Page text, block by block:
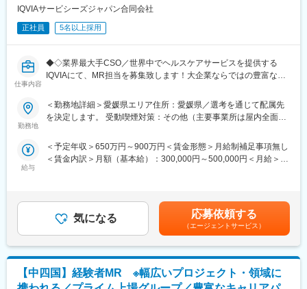
IQVIAサービシーズジャパン合同会社
正社員 5名以上採用
仕事内容
◆◇業界最大手CSO／世界中でヘルスケアサービスを提供する
IQVIAにて、MR担当を募集致します！大企業ならではの豊富なキ
【具体的な業務詳細】
いただきます。
・担当エリアの訪問医療施設のターゲティング、担当医療施設へ
・医療従事者向けの説明会の企画・実施、医師同士のコミュニケ
ーション推進のための研究会・勉強会の立ち上げ、講演会の企
画・運営 等
※勤務地については、選考内で希望を伺ったうえで決定します。
＼IQVIAでMRとして働く魅力／
（１）充実の待遇：同業他社の中でも平均給与の高さや非課税の
勤務地
＜勤務地詳細＞愛媛県エリア住所：愛媛県／選考を通じて配属先
を決定します。 受動喫煙対策：その他（主要事業所は屋内全面禁
給与
＜予定年収＞650万円～900万円＜賃金形態＞月給制補足事項無し
＜賃金内訳＞月額（基本給）：300,000円～500,000円＜月給＞
ジェクト稼働手当(35,000円)、外勤日当（1日1,500円／外勤3.5時
間以上）■変動賞与制（6月・12月・3月）※平均実績6ヶ月分■イン
センティブ：3月（対象者）賃金はあくまでも目安の金額であり、
選考を通じて上下する可能性があります。月給(月額)は固定手当を
含めた表記です。
気になる 応募依頼する
（エージェントサービス）
【中四国】経験者MR ※幅広いプロジェクト・領域に